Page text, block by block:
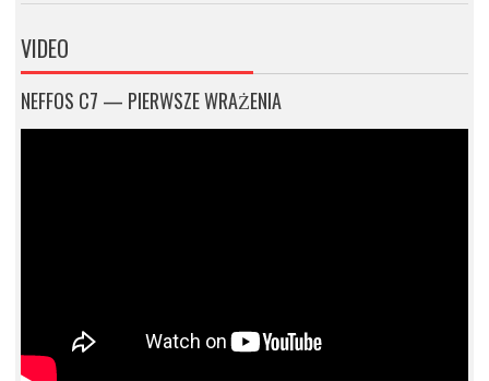
VIDEO
NEFFOS C7 — PIERWSZE WRAŻENIA